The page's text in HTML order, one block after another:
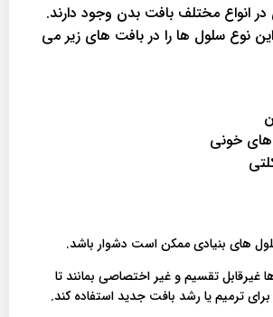
انواع مختلف بافت بدن وجود دارند.
نوع سلول ها را در بافت های زیر می
خونی
های بنیادی ممکن است دشوار باشد.
غیرقابل تقسیم و غیر اختصاصی بمانند تا
برای ترمیم یا رشد بافت جدید استفاده کند.